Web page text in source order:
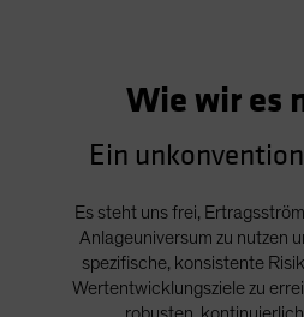
Wie wir es
Ein
Es steht uns frei,
Anlageuniversum zu nutzen
spezifische, konsistente
Wertentwicklungsziele zu